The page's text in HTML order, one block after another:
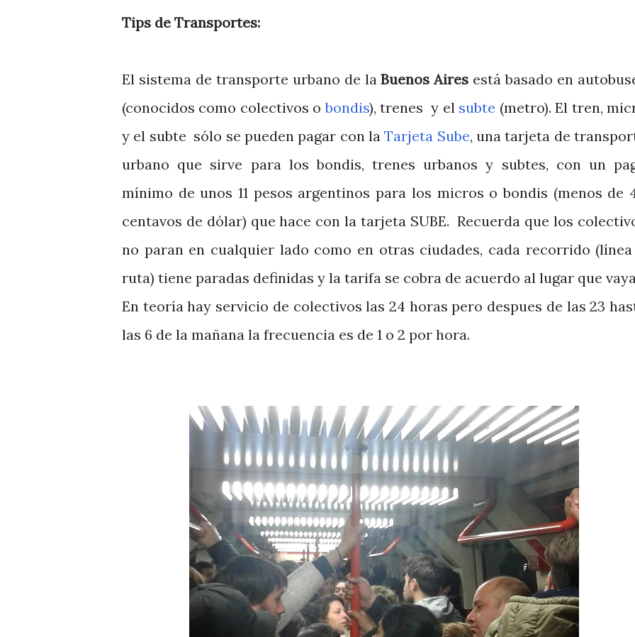
Tips de Transportes:
El sistema de transporte urbano de laBuenos Aires está basado en
(conocidos como colectivos obondis), trenes y el subte (metro). El tren,
y el subte sólo se pueden pagar con laTarjeta Sube, una tarjeta de
urbano que sirve para los bondis, trenes urbanos y subtes, con un
mínimo de unos 11 pesos argentinos para los micros o bondis (menos de
centavos de dólar) que hace con la tarjeta SUBE. Recuerda que los
no paran en cualquier lado como en otras ciudades, cada recorrido
ruta) tiene paradas definidas y la tarifa se cobra de acuerdo al lugar que
En teoría hay servicio de colectivos las 24 horas pero despues de las 23
las 6 de la mañana la frecuencia es de 1 o 2 por hora.